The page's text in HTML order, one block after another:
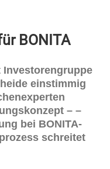
BONITA
einstimmig
– –
bei BONITA-
schreitet